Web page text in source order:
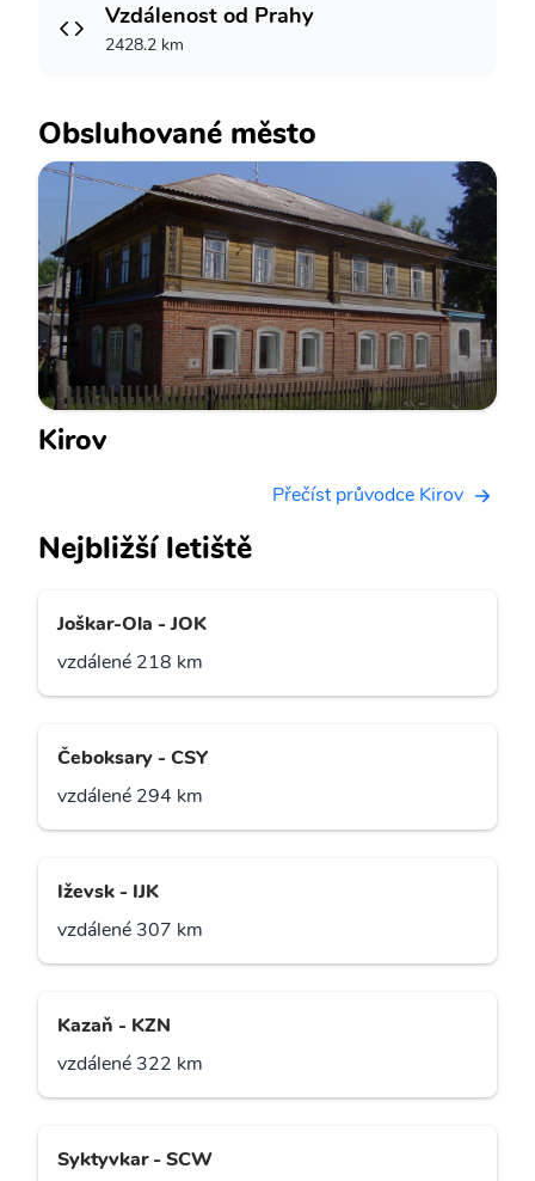
Vzdálenost od Prahy
2428.2 km
Obsluhované město
Kirov
Přečíst průvodce Kirov
Nejbližší letiště
Joškar-Ola - JOK
vzdálené 218 km
Čeboksary - CSY
vzdálené 294 km
Iževsk - IJK
vzdálené 307 km
Kazaň - KZN
vzdálené 322 km
Syktyvkar - SCW